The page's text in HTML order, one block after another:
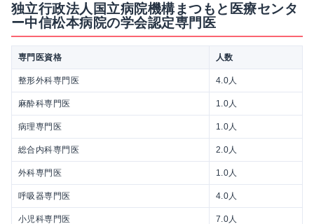
独立行政法人国立病院機構まつもと医療センタ
ー中信松本病院の学会認定専門医
専門医資格 人数
整形外科専門医 4.0人
麻酔科専門医 1.0人
病理専門医 1.0人
総合内科専門医 2.0人
外科専門医 1.0人
呼吸器専門医 4.0人
小児科専門医 7.0人